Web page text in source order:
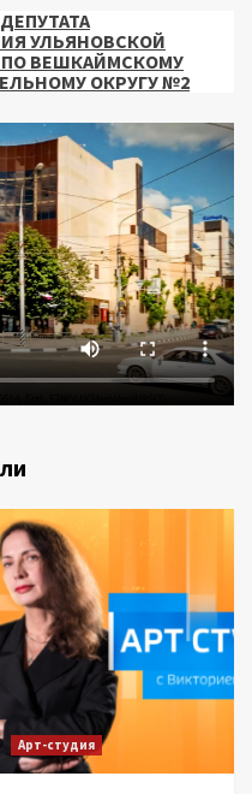
УЛЬЯНОВСКОЙ
ВЕШКАЙМСКОМУ
ОКРУГУ №2
Арт-студия